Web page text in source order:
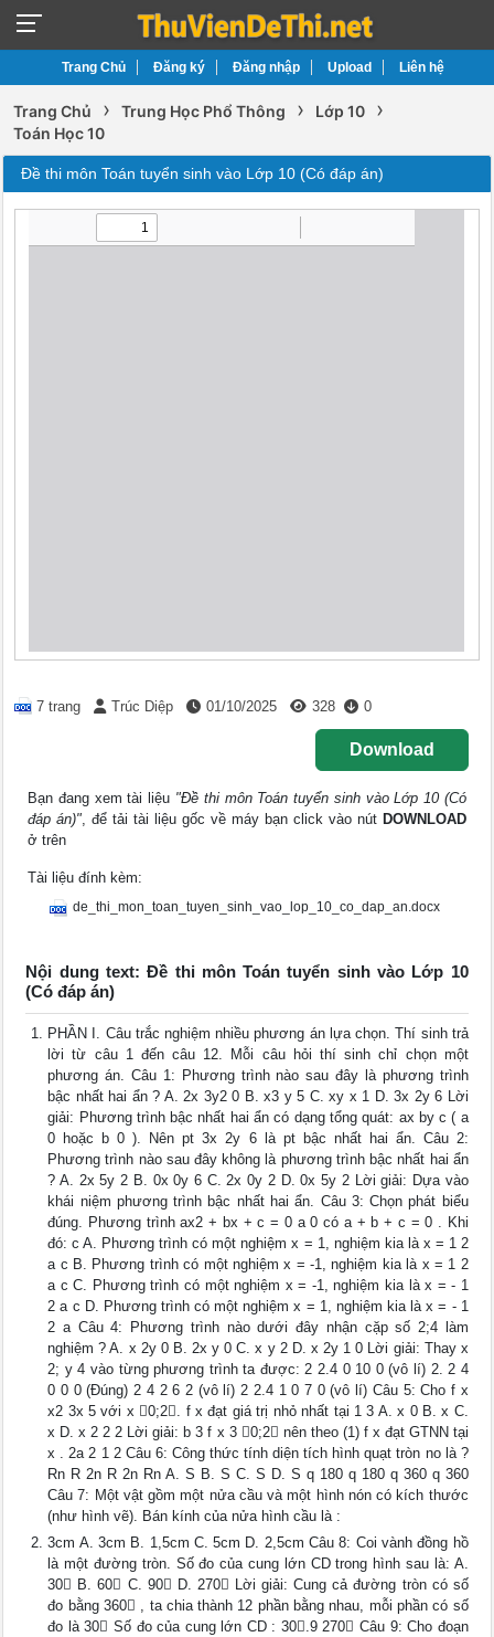
Trang Chủ Đăng ký Đăng nhập Upload Liên hệ
Trang Chủ › Trung Học Phổ Thông › Lớp 10 ›
Toán Học 10
Đề thi môn Toán tuyển sinh vào Lớp 10 (Có đáp án)
7 trang Trúc Diệp 01/10/2025 328 0
Download
Bạn đang xem tài liệu "Đề thi môn Toán tuyển sinh vào Lớp 10 (Có
đáp án)", để tải tài liệu gốc về máy bạn click vào nút DOWNLOAD
ở trên
Tài liệu đính kèm:
de_thi_mon_toan_tuyen_sinh_vao_lop_10_co_dap_an.docx
Nội dung text: Đề thi môn Toán tuyển sinh vào Lớp 10
(Có đáp án)
PHẦN I. Câu trắc nghiệm nhiều phương án lựa chọn. Thí sinh trả
lời từ câu 1 đến câu 12. Mỗi câu hỏi thí sinh chỉ chọn một
phương án. Câu 1: Phương trình nào sau đây là phương trình
bậc nhất hai ẩn ? A. 2x 3y2 0 B. x3 y 5 C. xy x 1 D. 3x 2y 6 Lời
giải: Phương trình bậc nhất hai ẩn có dạng tổng quát: ax by c ( a
0 hoặc b 0 ). Nên pt 3x 2y 6 là pt bậc nhất hai ẩn. Câu 2:
Phương trình nào sau đây không là phương trình bậc nhất hai ẩn
? A. 2x 5y 2 B. 0x 0y 6 C. 2x 0y 2 D. 0x 5y 2 Lời giải: Dựa vào
khái niệm phương trình bậc nhất hai ẩn. Câu 3: Chọn phát biểu
đúng. Phương trình ax2 + bx + c = 0 a 0 có a + b + c = 0 . Khi
đó: c A. Phương trình có một nghiệm x = 1, nghiệm kia là x = 1 2
a c B. Phương trình có một nghiệm x = -1, nghiệm kia là x = 1 2
a c C. Phương trình có một nghiệm x = -1, nghiệm kia là x = - 1
2 a c D. Phương trình có một nghiệm x = 1, nghiệm kia là x = - 1
2 a Câu 4: Phương trình nào dưới đây nhận cặp số 2;4 làm
nghiệm ? A. x 2y 0 B. 2x y 0 C. x y 2 D. x 2y 1 0 Lời giải: Thay x
2; y 4 vào từng phương trình ta được: 2 2.4 0 10 0 (vô lí) 2. 2 4
0 0 0 (Đúng) 2 4 2 6 2 (vô lí) 2 2.4 1 0 7 0 (vô lí) Câu 5: Cho f x
x2 3x 5 với x 0;2. f x đạt giá trị nhỏ nhất tại 1 3 A. x 0 B. x C.
x D. x 2 2 2 Lời giải: b 3 f x 3 0;2 nên theo (1) f x đạt GTNN tại
x . 2a 2 1 2 Câu 6: Công thức tính diện tích hình quạt tròn no là ?
Rn R 2n R 2n Rn A. S B. S C. S D. S q 180 q 180 q 360 q 360
Câu 7: Một vật gồm một nửa cầu và một hình nón có kích thước
(như hình vẽ). Bán kính của nửa hình cầu là :
3cm A. 3cm B. 1,5cm C. 5cm D. 2,5cm Câu 8: Coi vành đồng hồ
là một đường tròn. Số đo của cung lớn CD trong hình sau là: A.
30 B. 60 C. 90 D. 270 Lời giải: Cung cả đường tròn có số
đo bằng 360 , ta chia thành 12 phần bằng nhau, mỗi phần có số
đo là 30 Số đo của cung lớn CD : 30.9 270 Câu 9: Cho đoạn